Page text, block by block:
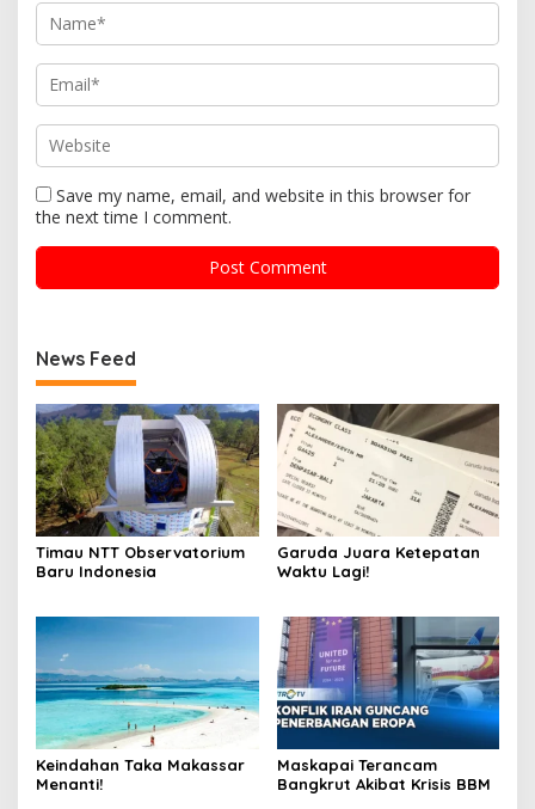
Save my name, email, and website in this browser for
the next time I comment.
News Feed
Timau NTT Observatorium
Baru Indonesia
Garuda Juara Ketepatan
Waktu Lagi!
Keindahan Taka Makassar
Menanti!
Maskapai Terancam
Bangkrut Akibat Krisis BBM